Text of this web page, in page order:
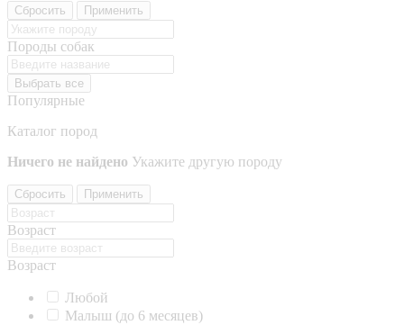
Сбросить Применить
Породы собак
Выбрать все
Популярные
Каталог пород
Ничего не найдено Укажите другую породу
Сбросить Применить
Возраст
Возраст
Любой
Малыш (до 6 месяцев)